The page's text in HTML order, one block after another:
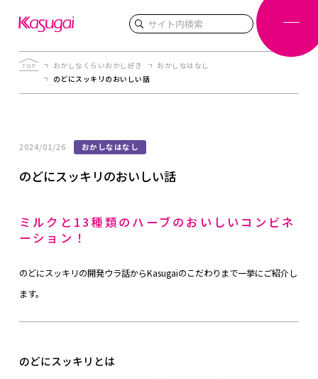
検索
おかしなくらいおかし好き
おかしなはなし
のどにスッキリのおいしい話
2024/01/26 おかしなはなし
のどにスッキリのおいしい話
ミルクと13種類のハーブのおいしいコンビネ
ーション！
のどにスッキリの開発ウラ話からKasugaiのこだわりまで一挙にご紹介し
ます。
のどにスッキリとは